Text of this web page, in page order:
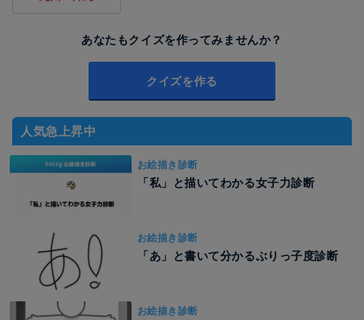
あなたもクイズを作ってみませんか？
クイズを作る
人気急上昇中
お絵描き診断
「私」と描いてわかる女子力診断
お絵描き診断
「あ」と書いて分かるぶりっ子度診断
お絵描き診断